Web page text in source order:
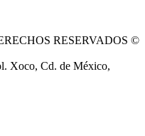
RESERVADOS ©
Xoco, Cd. de México,